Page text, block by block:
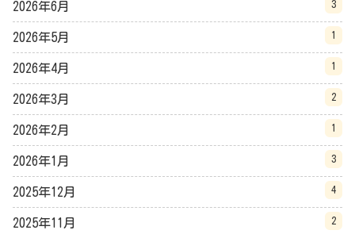
2026年6月 3
2026年5月 1
2026年4月 1
2026年3月 2
2026年2月 1
2026年1月 3
2025年12月 4
2025年11月 2